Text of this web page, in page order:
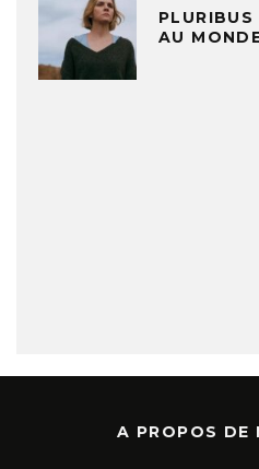
AU
A PROPOS DE